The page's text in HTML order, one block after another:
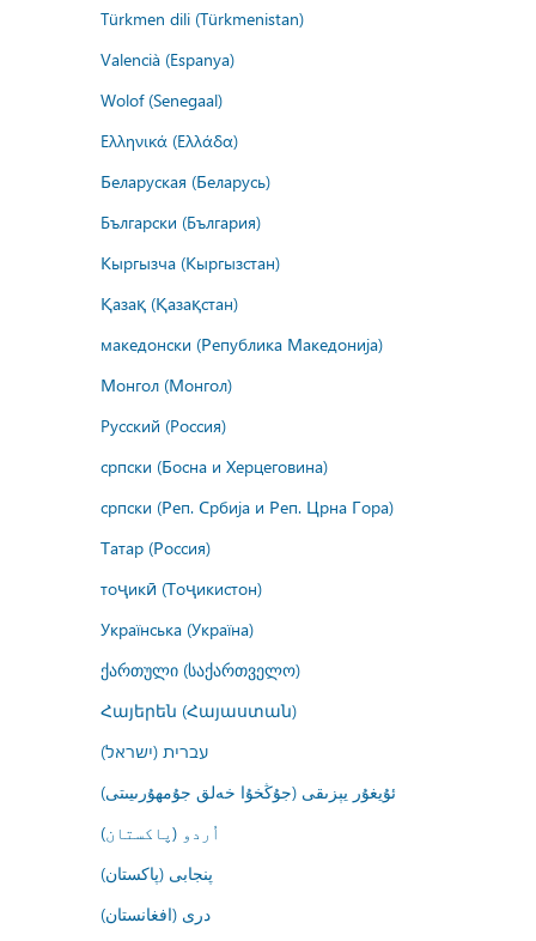
Türkmen dili (Türkmenistan)
Valencià (Espanya)
Wolof (Senegaal)
Ελληνικά (Ελλάδα)
Беларуская (Беларусь)
Български (България)
Кыргызча (Кыргызстан)
Қазақ (Қазақстан)
македонски (Република Македонија)
Монгол (Монгол)
Русский (Россия)
српски (Босна и Херцеговина)
српски (Реп. Србија и Реп. Црна Гора)
Татар (Россия)
тоҷикӣ (Тоҷикистон)
Українська (Україна)
ქართული (საქართველო)
Հայերեն (Հայաստան)
עברית (ישראל)
ئۇيغۇر يېزىقى (جۇڭخۇا خەلق جۇمھۇرىيىتى)
اُردو (پاکستان)
پنجابی (پاکستان)
درى (افغانستان)